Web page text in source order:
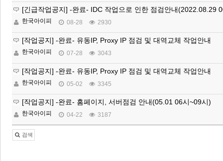
[긴급작업공지] -완료- IDC 작업으로 인한 점검안내(2022.08.29
한국아이피 08-28 2930
[작업공지] -완료- 유동IP, Proxy IP 점검 및 대역교체 작업안내
한국아이피 07-28 3043
[작업공지] -완료- 유동IP, Proxy IP 점검 및 대역교체 작업안내
한국아이피 05-02 3345
[작업공지] -완료- 홈페이지, 서버점검 안내(05.01 06시~09시)
한국아이피 04-22 3187
검색